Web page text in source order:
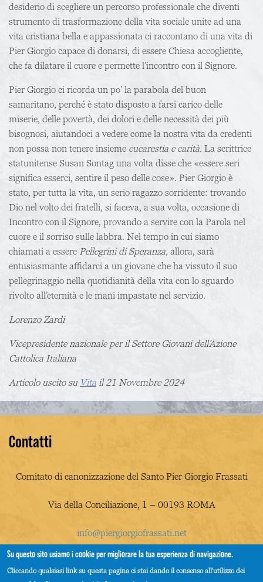
desiderio di scegliere un percorso professionale che diventi
strumento di trasformazione della vita sociale unite ad una
vita cristiana bella e appassionata ci raccontano di una vita di
Pier Giorgio capace di donarsi, di essere Chiesa accogliente,
che fa dilatare il cuore e permette l’incontro con il Signore.
Pier Giorgio ci ricorda un po’ la parabola del buon
samaritano, perché è stato disposto a farsi carico delle
miserie, delle povertà, dei dolori e delle necessità dei più
bisognosi, aiutandoci a vedere come la nostra vita da credenti
non possa non tenere insieme eucarestia e carità. La scrittrice
statunitense Susan Sontag una volta disse che «essere seri
significa esserci, sentire il peso delle cose». Pier Giorgio è
stato, per tutta la vita, un serio ragazzo sorridente: trovando
Dio nel volto dei fratelli, si faceva, a sua volta, occasione di
Incontro con il Signore, provando a servire con la Parola nel
cuore e il sorriso sulle labbra. Nel tempo in cui siamo
chiamati a essere Pellegrini di Speranza, allora, sarà
entusiasmante affidarci a un giovane che ha vissuto il suo
pellegrinaggio nella quotidianità della vita con lo sguardo
rivolto all’eternità e le mani impastate nel servizio.
Lorenzo Zardi
Vicepresidente nazionale per il Settore Giovani dell’Azione
Cattolica Italiana
Articolo uscito su Vita il 21 Novembre 2024
Contatti
Comitato di canonizzazione del Santo Pier Giorgio Frassati
Via della Conciliazione, 1 – 00193 ROMA
info@piergiorgiofrassati.net
Su questo sito usiamo i cookie per migliorare la tua esperienza di navigazione.
Cliccando qualsiasi link su questa pagina ci stai dando il consenso all'utilizzo dei